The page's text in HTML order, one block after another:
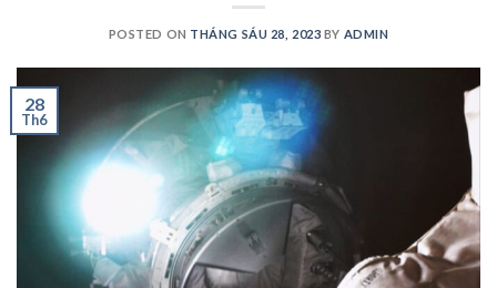
POSTED ON THÁNG SÁU 28, 2023 BY ADMIN
28
Th6